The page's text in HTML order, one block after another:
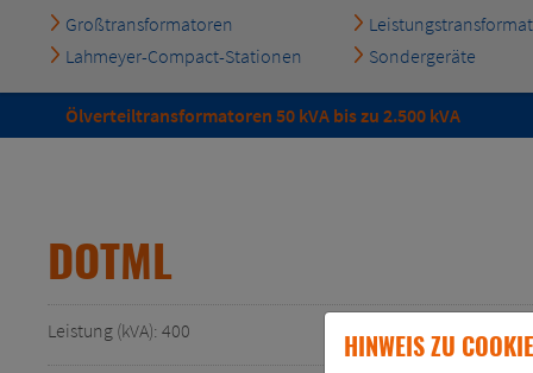
Großtransformatoren
Lahmeyer-Compact-Stationen
Sondergeräte
Ölverteiltransformatoren 50 kVA bis zu 2.500 kVA
to top
DOTML
Leistung (kVA): 400 Verlustreihe:
HINWEIS ZU